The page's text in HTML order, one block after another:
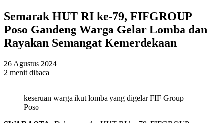
Semarak HUT RI ke-79, FIFGROUP
Poso Gandeng Warga Gelar Lomba dan
Rayakan Semangat Kemerdekaan
26 Agustus 2024
2 menit dibaca
keseruan warga ikut lomba yang digelar FIF Group
Poso